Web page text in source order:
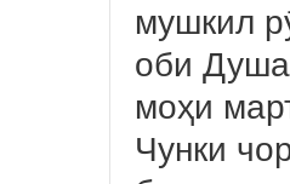
мушкил
оби
моҳи
Чунки